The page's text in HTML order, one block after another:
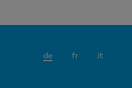
deAktives
fr it